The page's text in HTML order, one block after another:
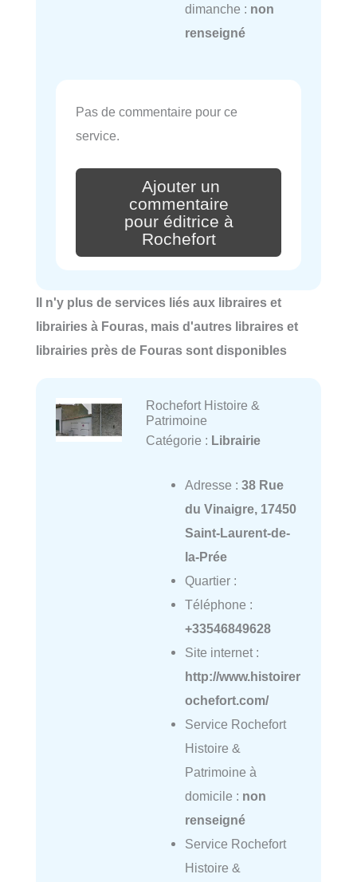
dimanche : non
renseigné
Pas de commentaire pour ce
service.
Ajouter un
commentaire
pour éditrice à
Rochefort
Il n'y plus de services liés aux libraires et
librairies à Fouras, mais d'autres libraires et
librairies près de Fouras sont disponibles
Rochefort Histoire &
Patrimoine
Catégorie : Librairie
Adresse : 38 Rue
du Vinaigre, 17450
Saint-Laurent-de-
la-Prée
Quartier :
Téléphone :
+33546849628
Site internet :
http://www.histoirer
ochefort.com/
Service Rochefort
Histoire &
Patrimoine à
domicile : non
renseigné
Service Rochefort
Histoire &